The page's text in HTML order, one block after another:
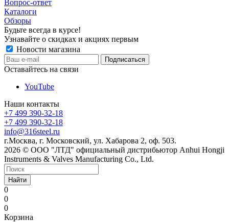
Вопрос-ответ
Каталоги
Обзоры
Будьте всегда в курсе!
Узнавайте о скидках и акциях первым
Новости магазина
Оставайтесь на связи
YouTube
Наши контакты
+7 499 390-32-18
+7 499 390-32-18
info@316steel.ru
г.Москва, г. Московский, ул. Хабарова 2, оф. 503.
2026 © ООО "ЛТД" официальный дистрибьютор Anhui Hongji
Instruments & Valves Manufacturing Co., Ltd.
Найти
0
0
0
Корзина